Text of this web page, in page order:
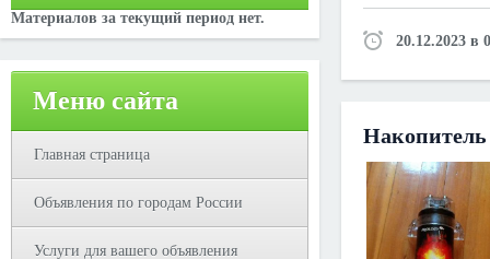
Материалов за текущий период нет.
Меню сайта
Главная страница
Объявления по городам России
Услуги для вашего объявления
20.12.2023 в